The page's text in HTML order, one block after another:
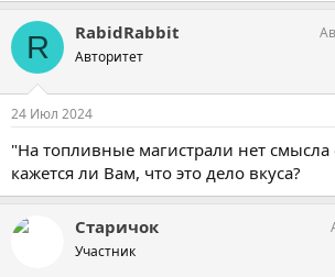
R RabidRabbit
Авторитет
24 Июл 2024
"На топливные магистрали нет смысла
кажется ли Вам, что это дело вкуса?
Старичок
Участник